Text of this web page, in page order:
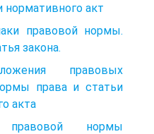
акт
правовой нормы.
закона.
правовых
права и статьи
акта
правовой нормы